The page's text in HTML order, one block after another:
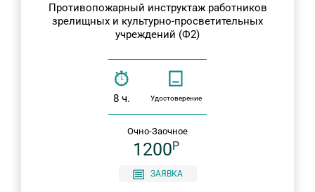
Противопожарный инструктаж работников
зрелищных и культурно-просветительных
учреждений (Ф2)
8 ч. Удостоверение
Очно-Заочное
1200P
ЗАЯВКА